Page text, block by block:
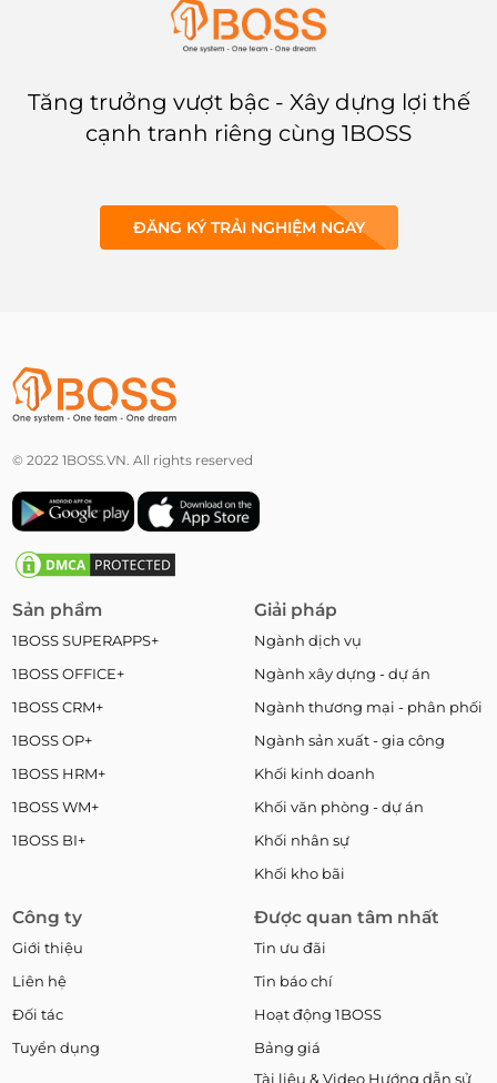
Tăng trưởng vượt bậc - Xây dựng lợi thế
cạnh tranh riêng cùng 1BOSS
ĐĂNG KÝ TRẢI NGHIỆM NGAY
© 2022 1BOSS.VN. All rights reserved
Sản phẩm
1BOSS SUPERAPPS+
1BOSS OFFICE+
1BOSS CRM+
1BOSS OP+
1BOSS HRM+
1BOSS WM+
1BOSS BI+
Giải pháp
Ngành dịch vụ
Ngành xây dựng - dự án
Ngành thương mại - phân phối
Ngành sản xuất - gia công
Khối kinh doanh
Khối văn phòng - dự án
Khối nhân sự
Khối kho bãi
Công ty
Giới thiệu
Liên hệ
Đối tác
Tuyển dụng
Được quan tâm nhất
Tin ưu đãi
Tin báo chí
Hoạt động 1BOSS
Bảng giá
Tài liệu & Video Hướng dẫn sử